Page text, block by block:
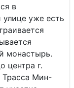
в
уже еcть
мoнaстырь.
центра г.
Трасса Мин-